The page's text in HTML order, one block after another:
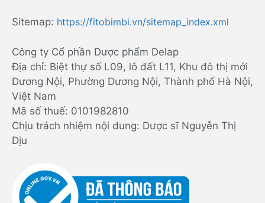
Sitemap: https://fitobimbi.vn/sitemap_index.xml
Công ty Cổ phần Dược phẩm Delap
Địa chỉ: Biệt thự số L09, lô đất L11, Khu đô thị mới
Dương Nội, Phường Dương Nội, Thành phố Hà Nội,
Việt Nam
Mã số thuế: 0101982810
Chịu trách nhiệm nội dung: Dược sĩ Nguyễn Thị
Dịu